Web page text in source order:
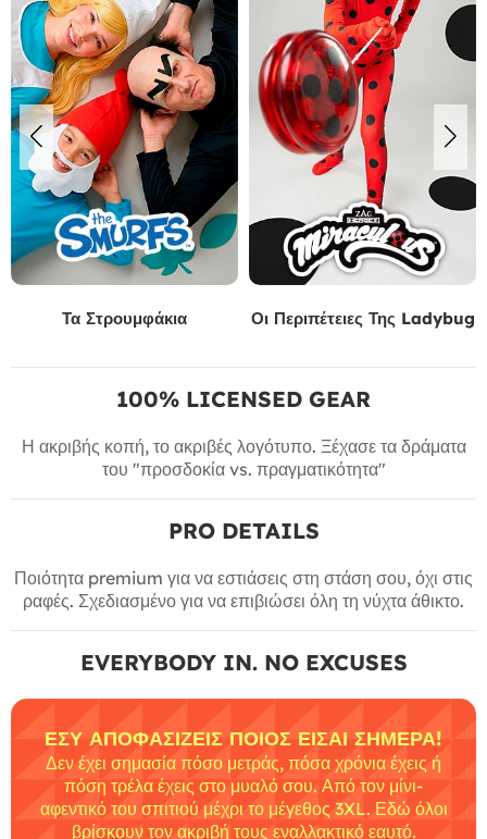
Τα Στρουμφάκια Οι Περιπέτειες Της Ladybug
100% LICENSED GEAR
Η ακριβής κοπή, το ακριβές λογότυπο. Ξέχασε τα δράματα
PRO DETAILS
Ποιότητα premium για να εστιάσεις στη στάση σου, όχι στις
EVERYBODY IN. NO EXCUSES
ΕΣΎ ΑΠΟΦΑΣΊΖΕΙΣ ΠΟΙΟΣ ΕΊΣΑΙ ΣΉΜΕΡΑ!
Δεν έχει σημασία πόσο μετράς, πόσα χρόνια έχεις ή
πόση τρέλα έχεις στο μυαλό σου. Από τον μίνι-
αφεντικό του σπιτιού μέχρι το μέγεθος 3XL. Εδώ όλοι